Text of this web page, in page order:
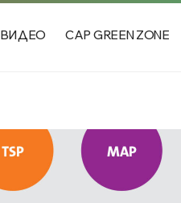
ВИДЕО CAP GREEN ZONE